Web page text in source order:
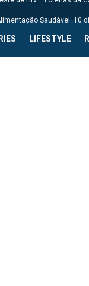
Saudável: 10
LIFESTYLE